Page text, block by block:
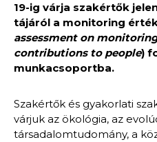
19-ig várja szakértők
tájáról a monitoring
assessment on
contributions to people)
munkacsoportba.
Szakértők és gyakorlati
várjuk az ökológia, az
társadalomtudomány, a